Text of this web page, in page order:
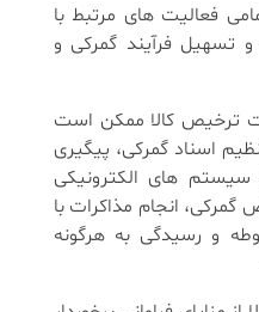
فعالیت‌ های مرتبط با
تسهیل فرآیند گمرکی و
ترخیص کالا ممکن است
اسناد گمرکی، پیگیری
سیستم ‌های الکترونیکی
گمرکی، انجام مذاکرات با
و رسیدگی به هرگونه